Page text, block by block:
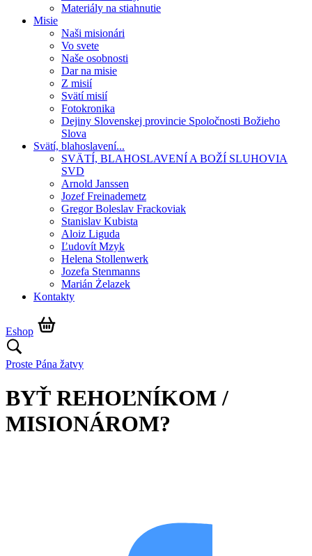
Materiály na stiahnutie
Misie
Naši misionári
Vo svete
Naše osobnosti
Dar na misie
Z misií
Svätí misií
Fotokronika
Dejiny Slovenskej provincie Spoločnosti Božieho
Slova
Svätí, blahoslavení...
SVÄTÍ, BLAHOSLAVENÍ A BOŽÍ SLUHOVIA
SVD
Arnold Janssen
Jozef Freinademetz
Gregor Boleslav Frackoviak
Stanislav Kubista
Aloiz Liguda
Ľudovít Mzyk
Helena Stollenwerk
Jozefa Stenmanns
Marián Żelazek
Kontakty
Eshop
Proste Pána žatvy
BYŤ REHOĽNÍKOM /
MISIONÁROM?